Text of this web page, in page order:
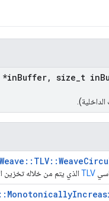
Buffer, size t in
TLV الذي يتم من خلاله تخزين